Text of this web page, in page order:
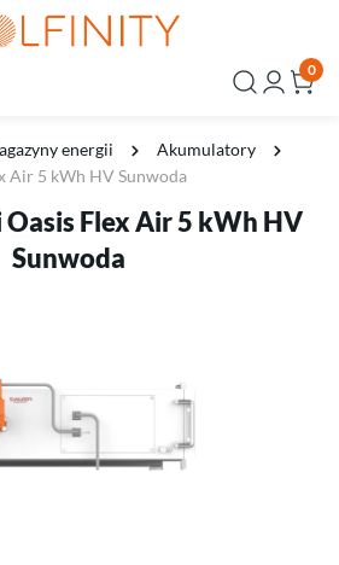
0
energii
Akumulatory
Air 5 kWh HV Sunwoda
Flex Air 5 kWh HV
Sunwoda